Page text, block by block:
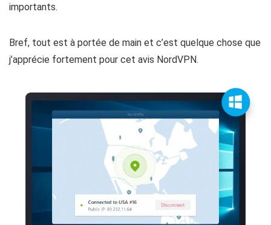
importants.
Bref, tout est à portée de main et c’est quelque chose que
j’apprécie fortement pour cet avis NordVPN.